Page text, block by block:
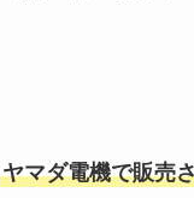
ヤマダ電機で販売